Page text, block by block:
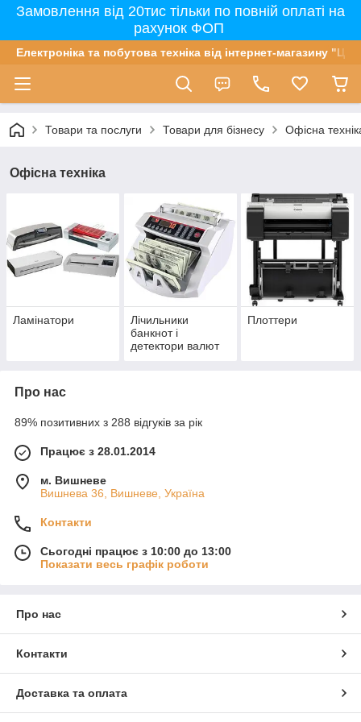
Замовлення від 20тис тільки по повній оплаті на
рахунок ФОП
Електроніка та побутова техніка від інтернет-магазину
Товари та послуги Товари для бізнесу Офісна
Офісна техніка
Ламінатори
Лічильники
банкнот і
детектори валют
Плоттери
Про нас
89% позитивних з 288 відгуків за рік
Працює з 28.01.2014
м. Вишневе
Вишнева 36, Вишневе, Україна
Контакти
Сьогодні працює з 10:00 до 13:00
Показати весь графік роботи
Про нас
Контакти
Доставка та оплата